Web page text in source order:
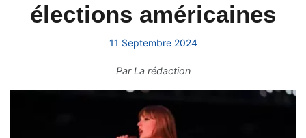
élections américaines
11 Septembre 2024
ParLa rédaction